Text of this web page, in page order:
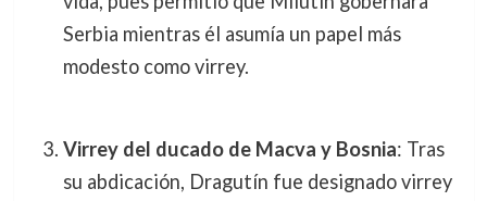
Serbia mientras él asumía un papel más
modesto como virrey.
Virrey del ducado de Macva y Bosnia: Tras
su abdicación, Dragutín fue designado virrey